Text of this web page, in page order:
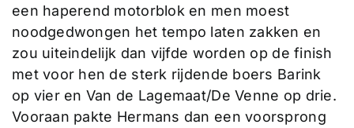
een haperend motorblok en men moest
noodgedwongen het tempo laten zakken en
zou uiteindelijk dan vijfde worden op de finish
met voor hen de sterk rijdende boers Barink
op vier en Van de Lagemaat/De Venne op drie.
Vooraan pakte Hermans dan een voorsprong